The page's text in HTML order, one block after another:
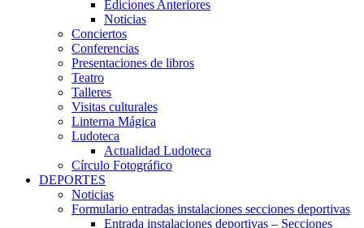
Ediciones Anteriores
Noticias
Conciertos
Conferencias
Presentaciones de libros
Teatro
Talleres
Visitas culturales
Linterna Mágica
Ludoteca
Actualidad Ludoteca
Círculo Fotográfico
DEPORTES
Noticias
Formulario entradas instalaciones secciones deportivas
Entrada instalaciones deportivas – Secciones